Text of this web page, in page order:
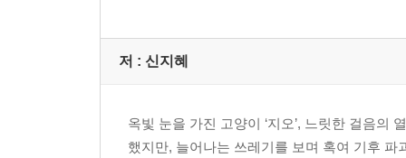
· 닫는 글 우리가 무슨 일을 벌인 거지?
저 : 신지혜
옥빛 눈을 가진 고양이 ‘지오’, 느릿한 걸음의
했지만, 늘어나는 쓰레기를 보며 혹여 기후